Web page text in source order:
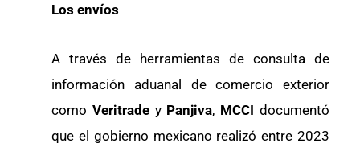
Los envíos
A través de herramientas de consulta de
información aduanal de comercio exterior
como Veritradey Panjiva, MCCIdocumentó
que el gobierno mexicano realizó entre 2023